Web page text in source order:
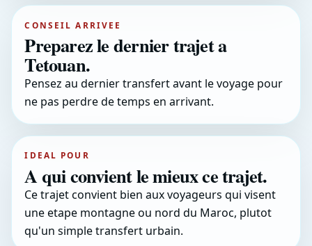
CONSEIL ARRIVEE
Preparez le dernier trajet a
Tetouan.
Pensez au dernier transfert avant le voyage pour
ne pas perdre de temps en arrivant.
IDEAL POUR
A qui convient le mieux ce trajet.
Ce trajet convient bien aux voyageurs qui visent
une etape montagne ou nord du Maroc, plutot
qu'un simple transfert urbain.